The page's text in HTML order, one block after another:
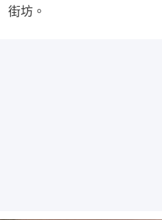
街坊。